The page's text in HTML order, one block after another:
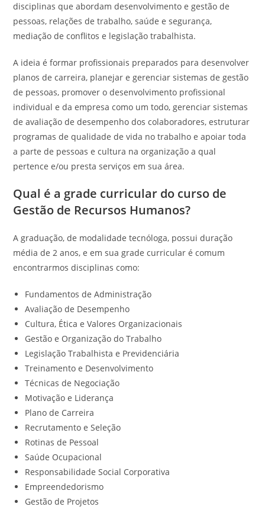
disciplinas que abordam desenvolvimento e gestão de
pessoas, relações de trabalho, saúde e segurança,
mediação de conflitos e legislação trabalhista.
A ideia é formar profissionais preparados para desenvolver
planos de carreira, planejar e gerenciar sistemas de gestão
de pessoas, promover o desenvolvimento profissional
individual e da empresa como um todo, gerenciar sistemas
de avaliação de desempenho dos colaboradores, estruturar
programas de qualidade de vida no trabalho e apoiar toda
a parte de pessoas e cultura na organização a qual
pertence e/ou presta serviços em sua área.
Qual é a grade curricular do curso de
Gestão de Recursos Humanos?
A graduação, de modalidade tecnóloga, possui duração
média de 2 anos, e em sua grade curricular é comum
encontrarmos disciplinas como:
Fundamentos de Administração
Avaliação de Desempenho
Cultura, Ética e Valores Organizacionais
Gestão e Organização do Trabalho
Legislação Trabalhista e Previdenciária
Treinamento e Desenvolvimento
Técnicas de Negociação
Motivação e Liderança
Plano de Carreira
Recrutamento e Seleção
Rotinas de Pessoal
Saúde Ocupacional
Responsabilidade Social Corporativa
Empreendedorismo
Gestão de Projetos